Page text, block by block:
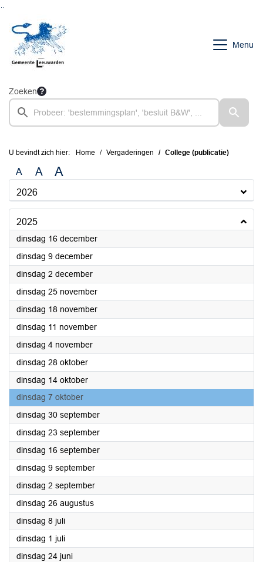
Menu
Zoeken
U bevindt zich hier: Home Vergaderingen College (publicatie)
A A A
2026
2025
dinsdag 16 december2025
dinsdag 9 december2025
dinsdag 2 december2025
dinsdag 25 november2025
dinsdag 18 november2025
dinsdag 11 november2025
dinsdag 4 november2025
dinsdag 28 oktober2025
dinsdag 14 oktober2025
dinsdag 7 oktober2025
dinsdag 30 september2025
dinsdag 23 september2025
dinsdag 16 september2025
dinsdag 9 september2025
dinsdag 2 september2025
dinsdag 26 augustus2025
dinsdag 8 juli2025
dinsdag 1 juli2025
dinsdag 24 juni2025